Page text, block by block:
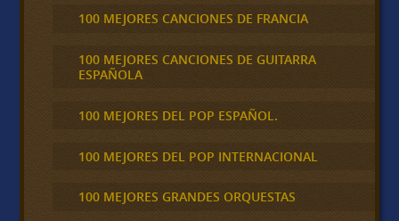
100 MEJORES CANCIONES DE FRANCIA
100 MEJORES CANCIONES DE GUITARRA
ESPAÑOLA
100 MEJORES DEL POP ESPAÑOL.
100 MEJORES DEL POP INTERNACIONAL
100 MEJORES GRANDES ORQUESTAS